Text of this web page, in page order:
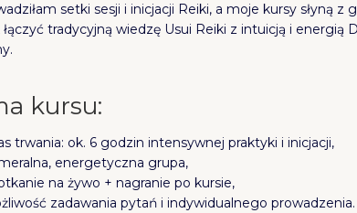
setki sesji i inicjacji Reiki, a moje kursy słyną z
łączyć tradycyjną wiedzę Usui Reiki z intuicją i energią
kursu:
trwania: ok. 6 godzin intensywnej praktyki i inicjacji,
energetyczna grupa,
na żywo + nagranie po kursie,
zadawania pytań i indywidualnego prowadzenia.